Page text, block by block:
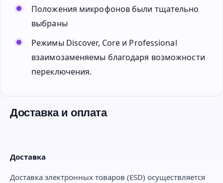
Положения микрофонов были тщательно
выбраны
Режимы Discover, Core и Professional
взаимозаменяемы благодаря возможности
переключения.
Доставка и оплата
Доставка
Доставка электронных товаров (ESD) осуществляется